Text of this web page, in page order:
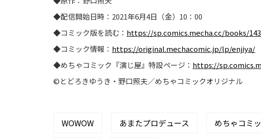
◆配信開始日時：2021年6月4日（金）10：00
◆コミック版を読む： https://sp.comics.mecha.cc/books/
◆コミック情報： https://original.mechacomic.jp/lp/enjiya/
◆めちゃコミック『演じ屋』特設ページ： https://
©とどろきゆうき・野口照夫／めちゃコミックオリジナル
WOWOW あまたプロデュース めちゃコミ